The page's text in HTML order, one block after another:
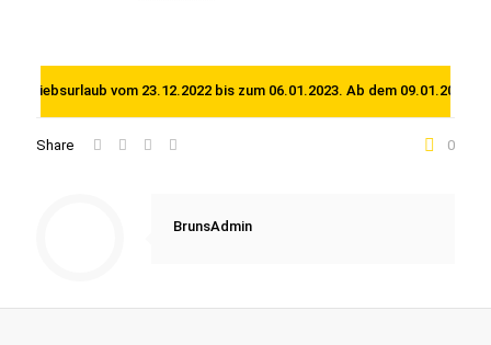
Betriebsurlaub vom 23.12.2022 bis zum 06.01.2023. Ab dem 09.01.2023
Share 0
BrunsAdmin